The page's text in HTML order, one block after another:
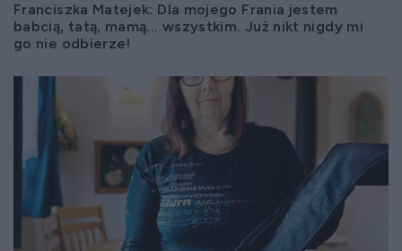
Franciszka Matejek: Dla mojego Frania jestem
babcią, tatą, mamą... wszystkim. Już nikt nigdy mi
go nie odbierze!